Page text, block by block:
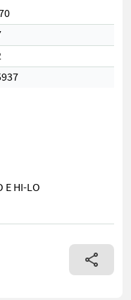
E HI-LO
HI-LO SOLLEVATORE